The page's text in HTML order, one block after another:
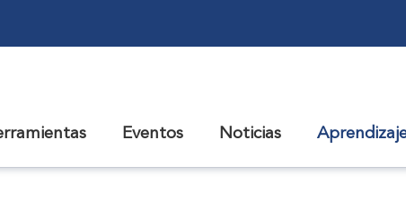
Eventos Noticias